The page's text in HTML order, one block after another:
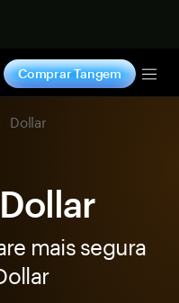
Comprar Tangem
Dollar
mais segura